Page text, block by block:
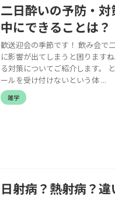
二日酔いの予防・
中にできることは？
歓送迎会の季節です！ 飲み会で
に影響が出てしまうと困ります
る対策についてご紹介します。
ールを受け付けないという体 ...
雑学
日射病？熱射病？